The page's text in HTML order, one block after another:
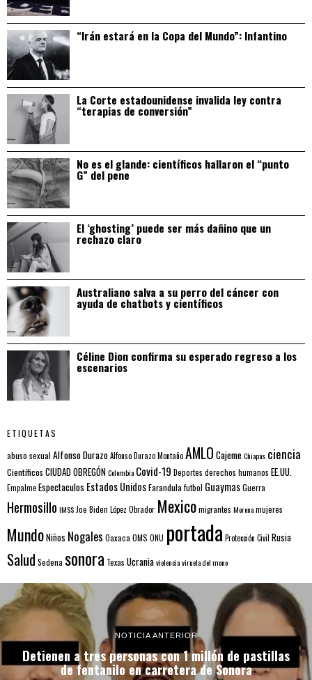
“Irán estará en la Copa del Mundo”: Infantino
La Corte estadounidense invalida ley contra
“terapias de conversión”
No es el glande: científicos hallaron el “punto
G” del pene
El ‘ghosting’ puede ser más dañino que un
rechazo claro
Australiano salva a su perro del cáncer con
ayuda de chatbots y científicos
Céline Dion confirma su esperado regreso a los
escenarios
ETIQUETAS
abuso sexual Alfonso DurazoAlfonso Durazo MontañoAMLO CajemeChiapas ciencia
Científicos CIUDAD OBREGÓNColombia Covid-19 Deportes derechos humanos EE.UU.
EmpalmeEspectaculos Estados UnidosFarandulafutbol GuaymasGuerra
Hermosillo IMSS Joe Biden López Obrador Mexicomigrantes Morenamujeres
MundoNiños Nogales Oaxaca OMS ONU portada Protección Civil Rusia
Salud Sedena sonora Texas Ucraniaviolenciaviruela del mono
NOTICIA ANTERIOR
Detienen a tres personas con 1 millón de pastillas
de fentanilo en carretera de Sonora